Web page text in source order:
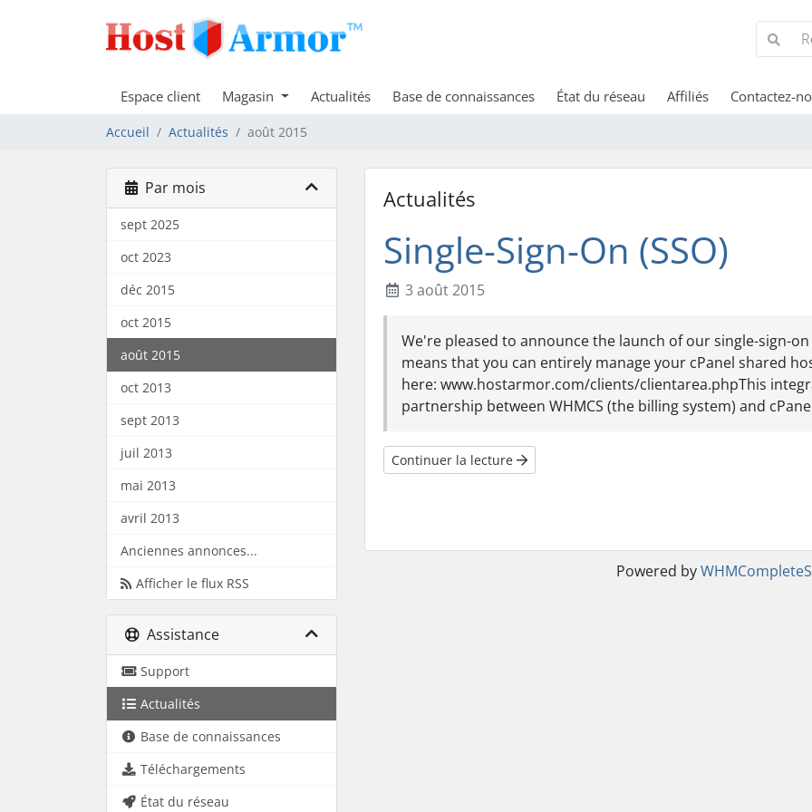
Espace client Magasin Actualités Base de connaissances État du réseau Affiliés Contactez-
Accueil Actualités août 2015
Par mois
sept 2025
oct 2023
déc 2015
oct 2015
août 2015
oct 2013
sept 2013
juil 2013
mai 2013
avril 2013
Anciennes annonces...
Afficher le flux RSS
Assistance
Support
Actualités
Base de connaissances
Téléchargements
État du réseau
Actualités
Single-Sign-On (SSO)
3 août 2015
We're pleased to announce the launch of our single-sign-
means that you can entirely manage your cPanel shared
here: www.hostarmor.com/clients/clientarea.phpThis
partnership between WHMCS (the billing system) and
Continuer la lecture
Powered by